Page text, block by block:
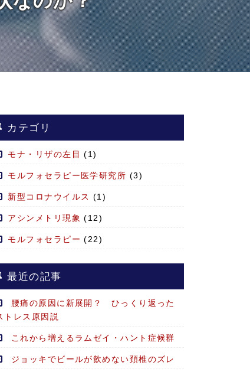
カテゴリ
モナ・リザの左目 (1)
モルフォセラピー医学研究所 (3)
新型コロナウイルス (1)
アシンメトリ現象 (12)
モルフォセラピー (22)
最近の記事
腰痛の原因に新展開？ ひっくり返った
トレス原因説
これから増えるラムゼイ・ハント症候群
ジョッキでビールが飲めない頚椎のズレ